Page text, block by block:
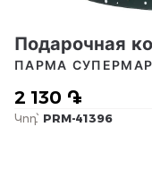
Подарочная
2 130 ֏
ПАРМА
Կոդ՝ PRM-41396